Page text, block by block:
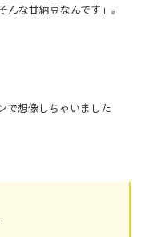
な甘納豆なんです」。
で想像しちゃいました